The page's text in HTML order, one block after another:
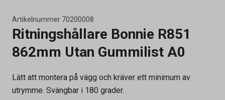
Artikelnummer 70200008
Ritningshållare Bonnie R851
862mm Utan Gummilist A0
Lätt att montera på vägg och kräver ett minimum av
utrymme. Svängbar i 180 grader.